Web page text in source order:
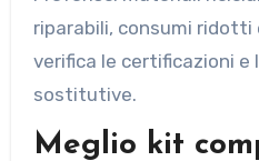
riparabili, consumi ridotti
verifica le certificazioni e
sostitutive.
Meglio kit